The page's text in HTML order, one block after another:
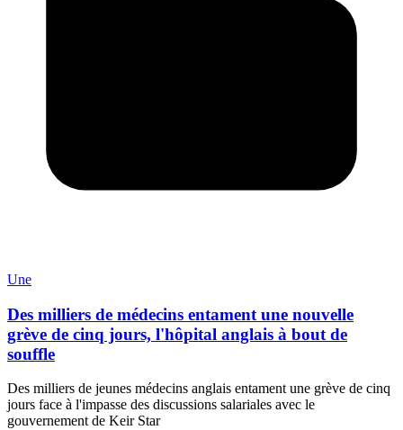
Une
Des milliers de médecins entament une nouvelle
grève de cinq jours, l'hôpital anglais à bout de
souffle
Des milliers de jeunes médecins anglais entament une grève de cinq
jours face à l'impasse des discussions salariales avec le
gouvernement de Keir Star